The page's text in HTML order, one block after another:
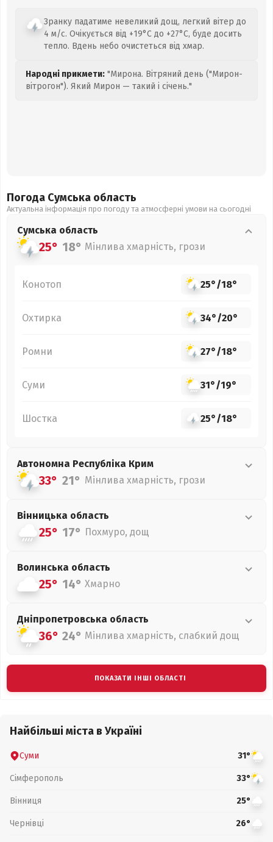
Зранку падатиме невеликий дощ, легкий вітер до
4 м/с. Очікується від +19°C до +27°C, буде досить
тепло. Вдень небо очистеться від хмар.
Народні прикмети: "Мирона. Вітряний день ("Мирон-
вітрогон"). Який Мирон — такий і січень."
Погода Сумська область
Актуальна інформація про погоду та атмосферні умови на сьогодні
Сумська область
25° 18° Мінлива хмарність, грози
Конотоп 25°/18°
Охтирка 34°/20°
Ромни 27°/18°
Суми 31°/19°
Шостка 25°/18°
Автономна Республіка Крим
33° 21° Мінлива хмарність, грози
Вінницька область
25° 17° Похмуро, дощ
Волинська область
25° 14° Хмарно
Дніпропетровська область
36° 24° Мінлива хмарність, слабкий дощ
ПОКАЗАТИ ІНШІ ОБЛАСТІ
Найбільші міста в Україні
Суми 31°
Сімферополь 33°
Вінниця 25°
Чернівці 26°